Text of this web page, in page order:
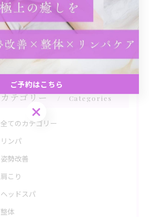
関連タグ
#ストレートネック
カテゴリー Categories
全てのカテゴリー
リンパ
姿勢改善
肩こり
ヘッドスパ
整体
ご予約はこちら
ご予約はこちら